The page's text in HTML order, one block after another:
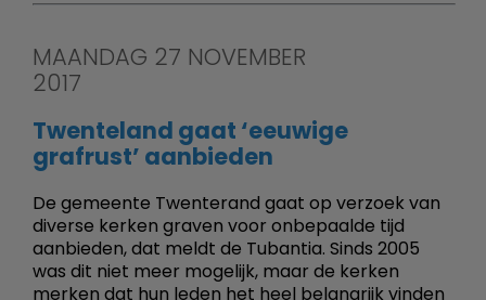
MAANDAG 27 NOVEMBER
2017
Twenteland gaat ‘eeuwige
grafrust’ aanbieden
De gemeente Twenterand gaat op verzoek van
diverse kerken graven voor onbepaalde tijd
aanbieden, dat meldt de Tubantia. Sinds 2005
was dit niet meer mogelijk, maar de kerken
merken dat hun leden het heel belangrijk vinden